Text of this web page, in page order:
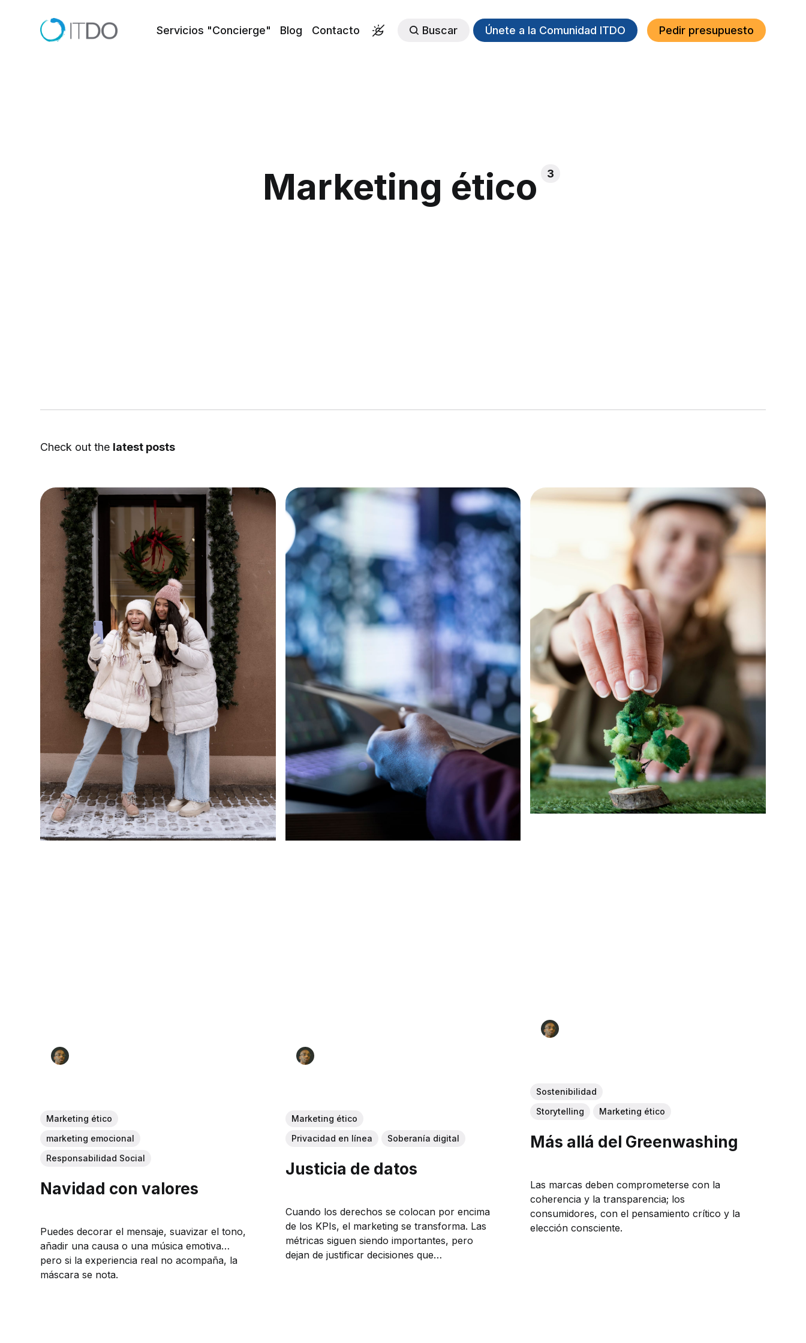
Servicios "Concierge" Blog Contacto Buscar Únete a la Comunidad ITDO Pedir presupuesto
Marketing ético 3
Check out the latest posts
Marketing ético
marketing emocional
Responsabilidad Social
Navidad con valores
Puedes decorar el mensaje, suavizar el tono,
añadir una causa o una música emotiva…
pero si la experiencia real no acompaña, la
máscara se nota.
Marketing ético
Privacidad en línea
Soberanía digital
Justicia de datos
Cuando los derechos se colocan por encima
de los KPIs, el marketing se transforma. Las
métricas siguen siendo importantes, pero
dejan de justificar decisiones que
Sostenibilidad
Storytelling
Marketing ético
Más allá del Greenwashing
Las marcas deben comprometerse con la
coherencia y la transparencia; los
consumidores, con el pensamiento crítico y la
elección consciente.